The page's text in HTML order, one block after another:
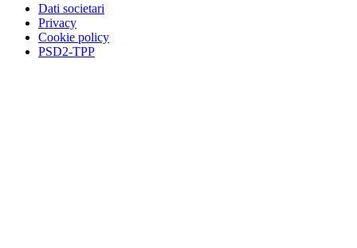
Dati societari
Privacy
Cookie policy
PSD2-TPP